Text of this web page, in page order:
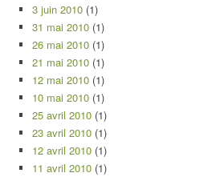
3 juin 2010 (1)
31 mai 2010 (1)
26 mai 2010 (1)
21 mai 2010 (1)
12 mai 2010 (1)
10 mai 2010 (1)
25 avril 2010 (1)
23 avril 2010 (1)
12 avril 2010 (1)
11 avril 2010 (1)